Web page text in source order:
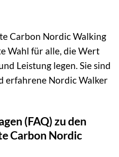
Carbon Nordic Walking
Wahl für alle, die Wert
Leistung legen. Sie sind
erfahrene Nordic Walker
(FAQ) zu den
Carbon Nordic